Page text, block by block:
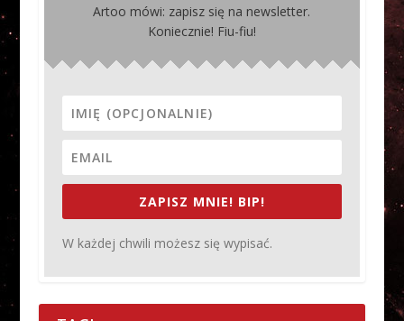
Artoo mówi: zapisz się na newsletter.
Koniecznie! Fiu-fiu!
ZAPISZ MNIE! BIP!
W każdej chwili możesz się wypisać.